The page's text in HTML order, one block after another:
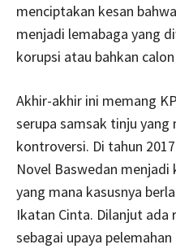
menciptakan kesan
menjadi lemabaga yang
korupsi atau bahkan
Akhir-akhir ini memang
serupa samsak tinju yang
kontroversi. Di tahun
Novel Baswedan
yang mana kasusnya
Ikatan Cinta. Dilanjut ada
sebagai upaya